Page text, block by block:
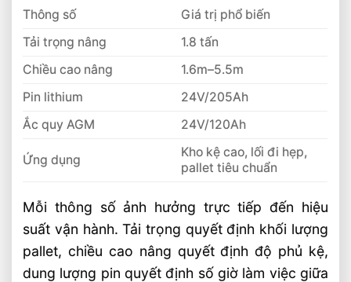
Thông số
Giá trị phổ biến
Tải trọng nâng
1.8 tấn
Chiều cao nâng
1.6m–5.5m
Pin lithium
24V/205Ah
Ắc quy AGM
24V/120Ah
Ứng dụng
Kho kệ cao, lối đi hẹp,
pallet tiêu chuẩn
Mỗi thông số ảnh hưởng trực tiếp đến hiệu
suất vận hành. Tải trọng quyết định khối lượng
pallet, chiều cao nâng quyết định độ phủ kệ,
dung lượng pin quyết định số giờ làm việc giữa